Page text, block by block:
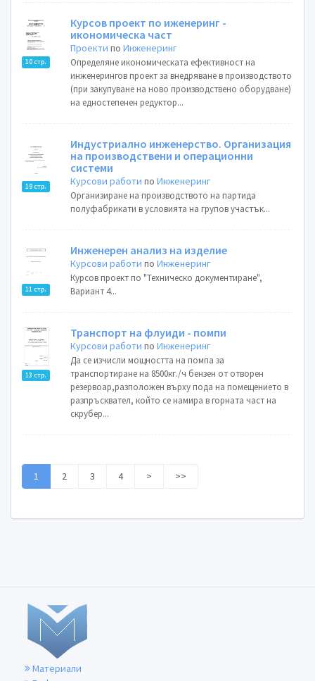
10 стр.
Курсов проект по иженеринг -
икономическа част
Проекти поИнженеринг
Определяне икономическата ефективност на
инженерингов проект за внедряване в производството
(при закупуване на ново производствено оборудване)
на едностепенен редуктор...
19 стр.
Индустриално инженерство. Организация
на производствени и операционни
системи
Курсови работи поИнженеринг
Организиране на производството на партида
полуфабрикати в условията на групов участък...
11 стр.
Инженерен анализ на изделие
Курсови работи поИнженеринг
Курсов проект по "Техническо документиране",
Вариант 4...
13 стр.
Транспорт на флуиди - помпи
Курсови работи поИнженеринг
Да се изчисли мощността на помпа за
транспортиране на 8500кг./ч бензен от отворен
резервоар,разположен върху пода на помещението в
разпръсквател, който се намира в горната част на
скрубер...
1 2 3 4 > >>
Материали